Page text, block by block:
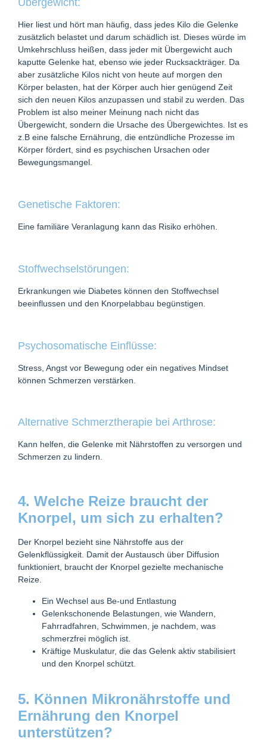
Übergewicht:
Hier liest und hört man häufig, dass jedes Kilo die Gelenke
zusätzlich belastet und darum schädlich ist. Dieses würde im
Umkehrschluss heißen, dass jeder mit Übergewicht auch
kaputte Gelenke hat, ebenso wie jeder Rucksackträger. Da
aber zusätzliche Kilos nicht von heute auf morgen den
Körper belasten, hat der Körper auch hier genügend Zeit
sich den neuen Kilos anzupassen und stabil zu werden. Das
Problem ist also meiner Meinung nach nicht das
Übergewicht, sondern die Ursache des Übergewichtes. Ist es
z.B eine falsche Ernährung, die entzündliche Prozesse im
Körper fördert, sind es psychischen Ursachen oder
Bewegungsmangel.
Genetische Faktoren:
Eine familiäre Veranlagung kann das Risiko erhöhen.
Stoffwechselstörungen:
Erkrankungen wie Diabetes können den Stoffwechsel
beeinflussen und den Knorpelabbau begünstigen.
Psychosomatische Einflüsse:
Stress, Angst vor Bewegung oder ein negatives Mindset
können Schmerzen verstärken.
Alternative Schmerztherapie bei Arthrose:
Kann helfen, die Gelenke mit Nährstoffen zu versorgen und
Schmerzen zu lindern.
4. Welche Reize braucht der
Knorpel, um sich zu erhalten?
Der Knorpel bezieht sine Nährstoffe aus der
Gelenkflüssigkeit. Damit der Austausch über Diffusion
funktioniert, braucht der Knorpel gezielte mechanische
Reize.
Ein Wechsel aus Be-und Entlastung
Gelenkschonende Belastungen, wie Wandern,
Fahrradfahren, Schwimmen, je nachdem, was
schmerzfrei möglich ist.
Kräftige Muskulatur, die das Gelenk aktiv stabilisiert
und den Knorpel schützt.
5. Können Mikronährstoffe und
Ernährung den Knorpel
unterstützen?